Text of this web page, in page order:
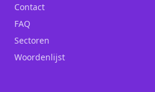
Contact
FAQ
Sectoren
Woordenlijst